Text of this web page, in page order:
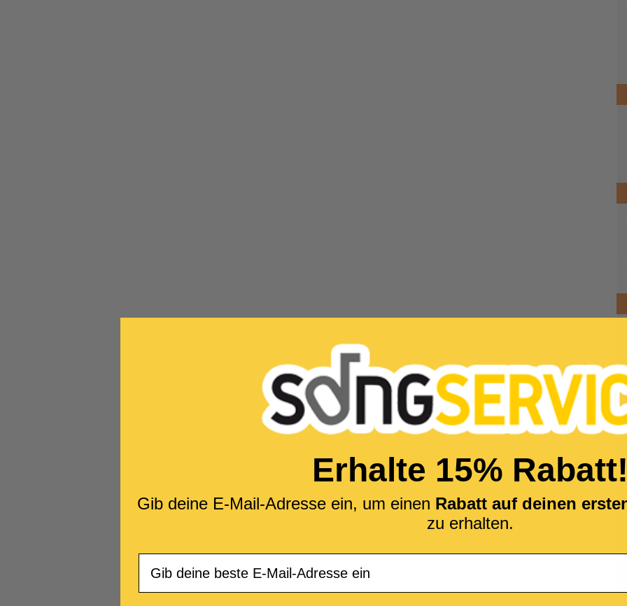
Erhalte 15% Rabatt!
Gib deine E-Mail-Adresse ein, um einen Rabatt auf deinen
zu erhalten.